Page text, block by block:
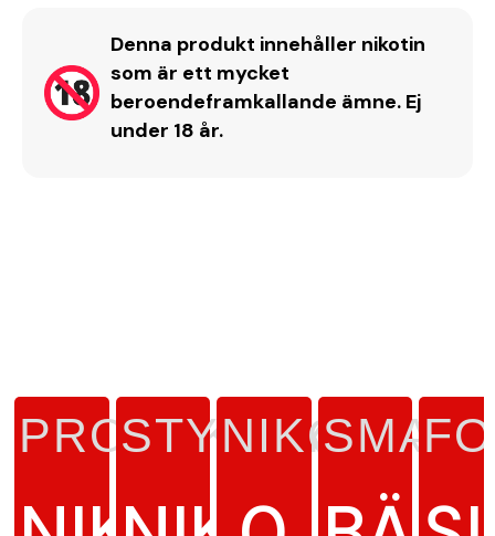
Denna produkt innehåller nikotin
som är ett mycket
beroendeframkallande ämne. Ej
under 18 år.
PRODUKTTYP
STYRKASMAK